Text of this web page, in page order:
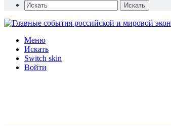
Искать
Меню
Искать
Switch skin
Войти